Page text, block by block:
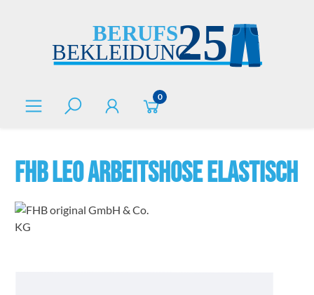
0
FHB LEO Arbeitshose elastisch